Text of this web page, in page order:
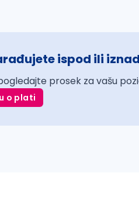
ispod ili
prosek za vašu
o plati